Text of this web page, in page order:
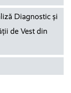
Diagnostic și
de Vest din